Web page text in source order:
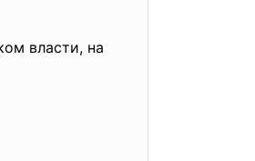
власти, на